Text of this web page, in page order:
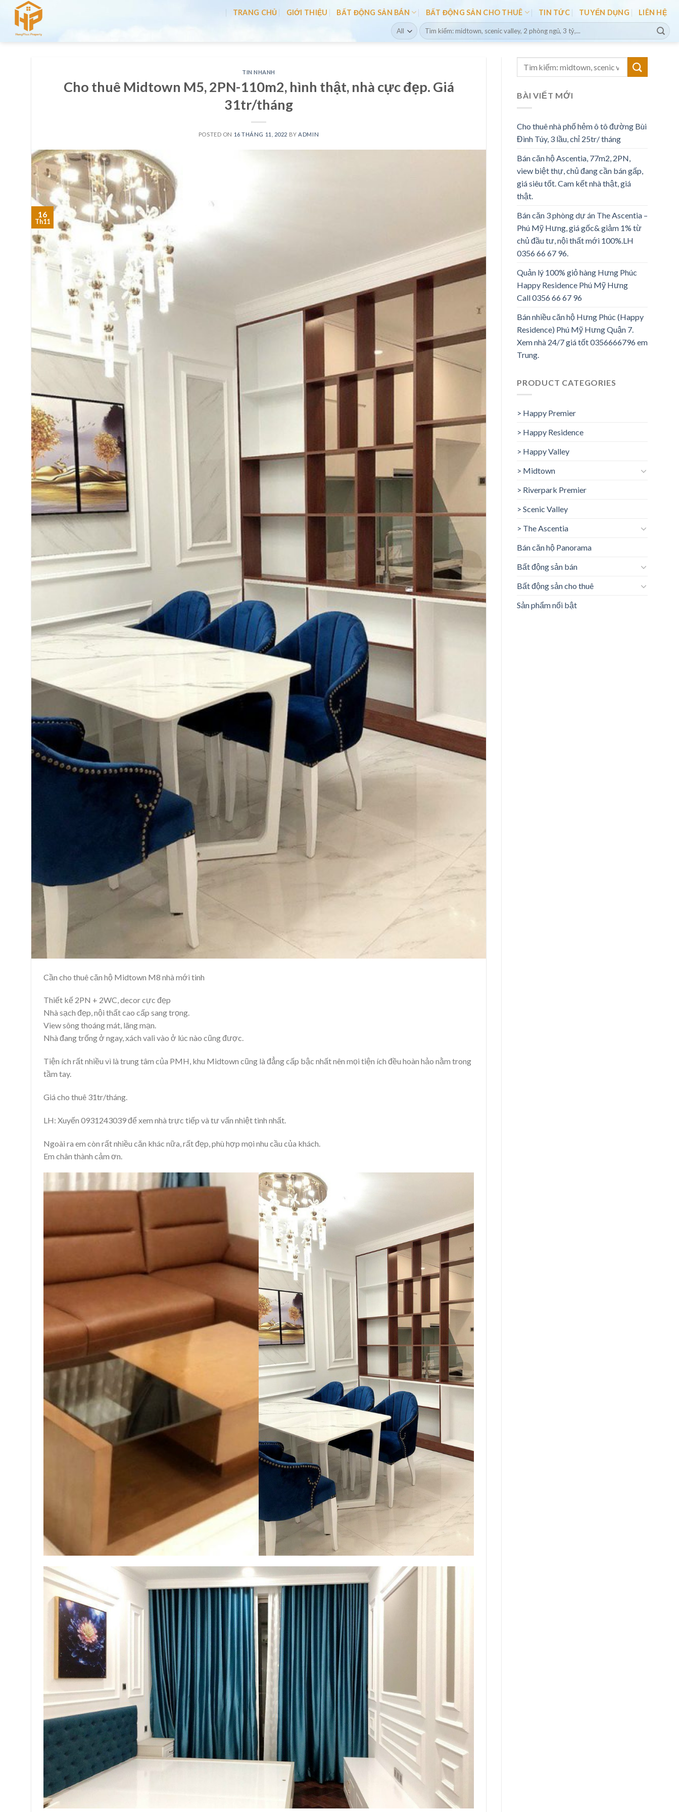
content
TRANG CHỦ GIỚI THIỆU BẤT ĐỘNG SẢN BÁN BẤT ĐỘNG SẢN CHO THUÊ TIN TỨC TUYỂN DỤNG LIÊN HỆ
Search
for:
TIN NHANH
Cho thuê Midtown M5, 2PN-110m2, hình thật, nhà cực đẹp. Giá
31tr/tháng
POSTED ON 16 THÁNG 11, 2022 BY ADMIN
16
Th11
Cần cho thuê căn hộ Midtown M8 nhà mới tinh
Thiết kế 2PN + 2WC, decor cực đẹp
Nhà sạch đẹp, nội thất cao cấp sang trọng.
View sông thoáng mát, lãng mạn.
Nhà đang trống ở ngay, xách vali vào ở lúc nào cũng được.
Tiện ích rất nhiều vì là trung tâm của PMH, khu Midtown cũng là đẳng cấp bậc nhất nên mọi tiện ích đều hoàn hảo nằm trong
tầm tay.
Giá cho thuê 31tr/tháng.
LH: Xuyến 0931243039 để xem nhà trực tiếp và tư vấn nhiệt tình nhất.
Ngoài ra em còn rất nhiều căn khác nữa, rất đẹp, phù hợp mọi nhu cầu của khách.
Em chân thành cảm ơn.
BÀI VIẾT MỚI
Cho thuê nhà phố hẻm ô tô đường Bùi
Đình Túy, 3 lầu, chỉ 25tr/ tháng
Bán căn hộ Ascentia, 77m2, 2PN,
view biệt thự, chủ đang cần bán gấp,
giá siêu tốt. Cam kết nhà thật, giá
thật.
Bán căn 3 phòng dự án The Ascentia –
Phú Mỹ Hưng, giá gốc& giảm 1% từ
chủ đầu tư, nội thất mới 100%.LH
0356 66 67 96.
Quản lý 100% giỏ hàng Hưng Phúc
Happy Residence Phú Mỹ Hưng
Call 0356 66 67 96
Bán nhiều căn hộ Hưng Phúc (Happy
Residence) Phú Mỹ Hưng Quận 7.
Xem nhà 24/7 giá tốt 0356666796 em
Trung.
PRODUCT CATEGORIES
> Happy Premier
> Happy Residence
> Happy Valley
> Midtown
> Riverpark Premier
> Scenic Valley
> The Ascentia
Bán căn hộ Panorama
Bất động sản bán
Bất động sản cho thuê
Sản phẩm nổi bật